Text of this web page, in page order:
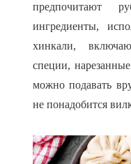
предпочитают
ингредиенты,
хинкали,
специи,
можно подавать
не понадобится